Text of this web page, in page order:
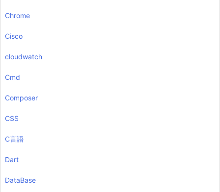
Chrome
Cisco
cloudwatch
Cmd
Composer
CSS
C言語
Dart
DataBase